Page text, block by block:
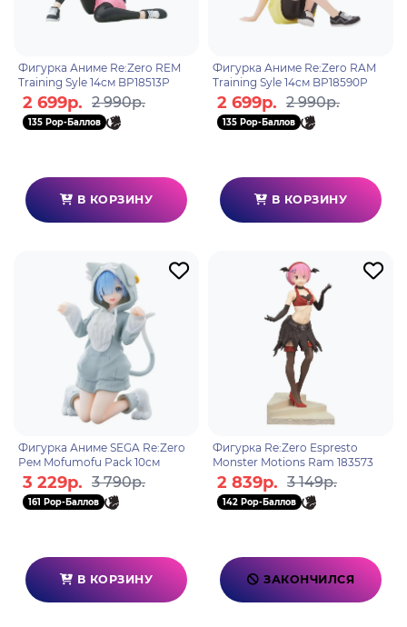
Фигурка Аниме Re:Zero REM
Training Syle 14см BP18513P
2 699р. 2 990р.
135 Pop-Баллов
В КОРЗИНУ
Фигурка Аниме Re:Zero RAM
Training Syle 14см BP18590P
2 699р. 2 990р.
135 Pop-Баллов
В КОРЗИНУ
Фигурка Аниме SEGA Re:Zero
Рем Mofumofu Pack 10см
3 229р. 3 790р.
161 Pop-Баллов
В КОРЗИНУ
Фигурка Re:Zero Espresto
Monster Motions Ram 183573
2 839р. 3 149р.
142 Pop-Баллов
ЗАКОНЧИЛСЯ